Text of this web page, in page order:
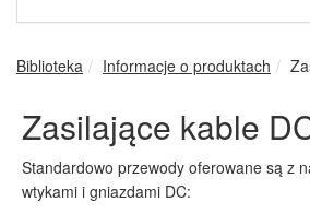
Biblioteka Informacje o produktach
Zasilające kable
Standardowo przewody oferowane są z
wtykami i gniazdami DC: